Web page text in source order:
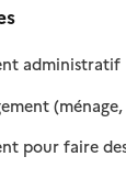
administratif
:
: non
pour faire